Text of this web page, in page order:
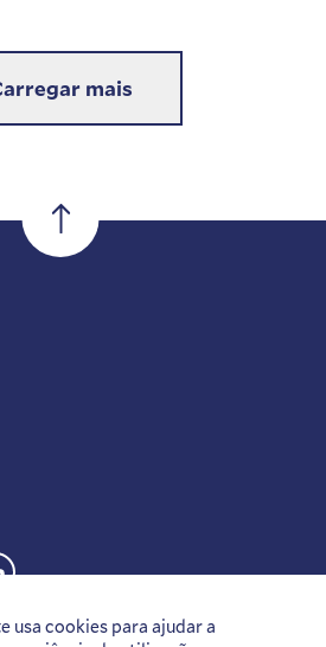
mais
usa cookies para ajudar a